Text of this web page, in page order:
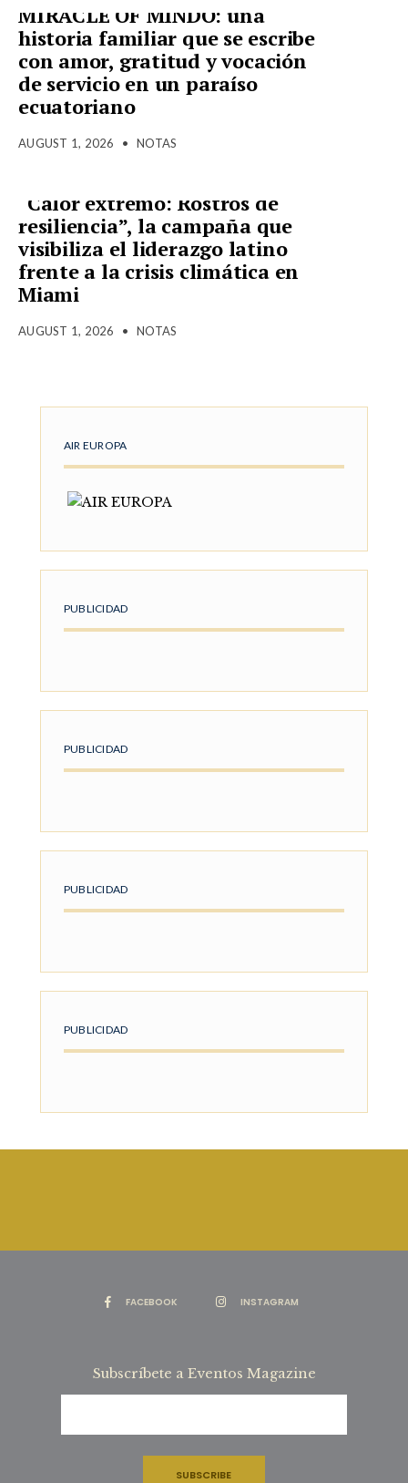
MIRACLE OF MINDO: una
historia familiar que se escribe
con amor, gratitud y vocación
de servicio en un paraíso
ecuatoriano
AUGUST 1, 2026 • NOTAS
“Calor extremo: Rostros de
resiliencia”, la campaña que
visibiliza el liderazgo latino
frente a la crisis climática en
Miami
AUGUST 1, 2026 • NOTAS
AIR EUROPA
PUBLICIDAD
PUBLICIDAD
PUBLICIDAD
PUBLICIDAD
FACEBOOK INSTAGRAM
Subscríbete a Eventos Magazine